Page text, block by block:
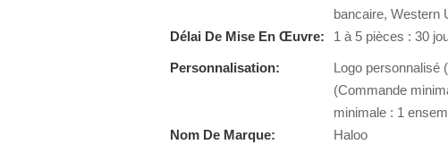
bancaire, Western
Délai De Mise En Œuvre:
1 à 5 pièces : 30
Personnalisation:
Logo personnalisé
(Commande
minimale : 1
Nom De Marque:
Haloo